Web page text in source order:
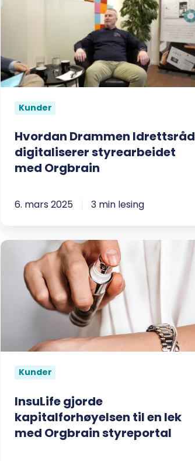
Idrettsråd
med
Orgbrain
Kunder
Hvordan Drammen Idrettsråd
digitaliserer styrearbeidet
med Orgbrain
6. mars 2025 3 min lesing
InsuLife
gjorde
kapitalforhøyelsen
Orgbrain
styreportal
Kunder
InsuLife gjorde
kapitalforhøyelsen til en lek
med Orgbrain styreportal